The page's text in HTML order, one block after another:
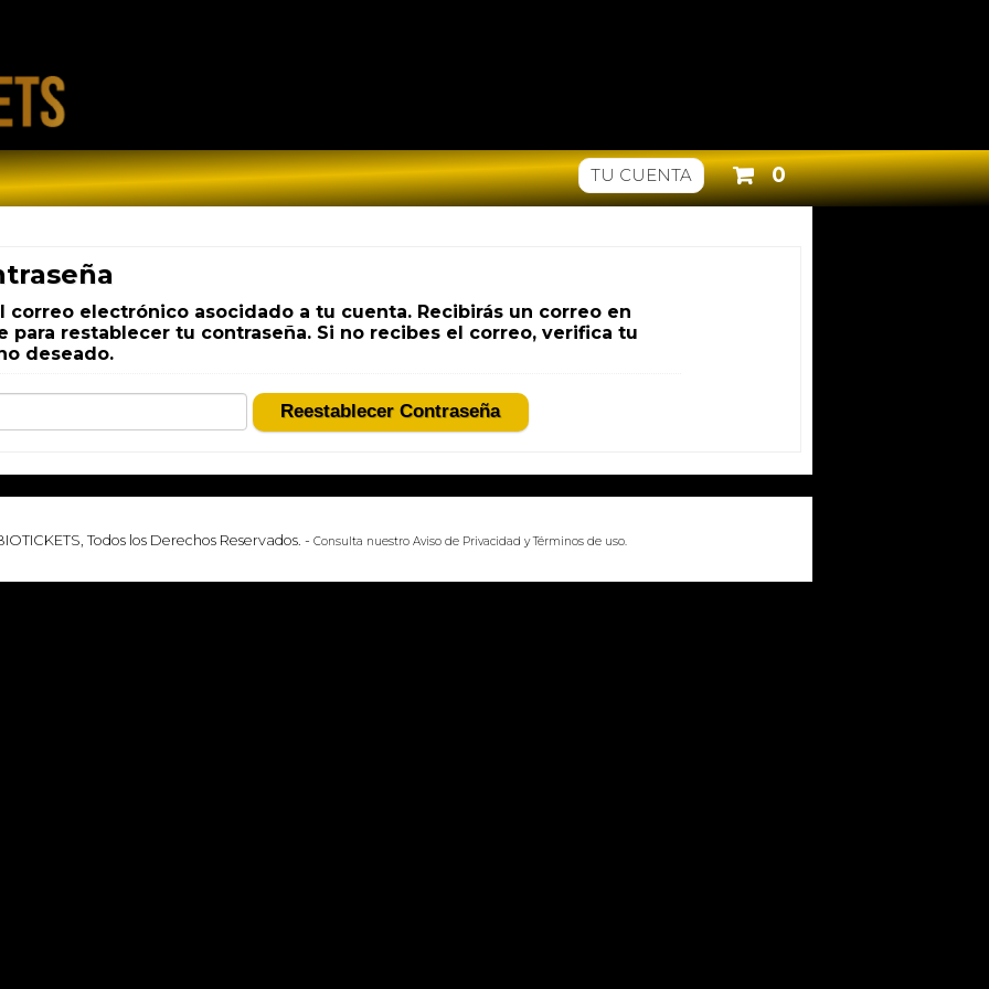
0
TU CUENTA
correo electrónico asocidado a tu cuenta. Recibirás un correo en
para restablecer tu contraseña. Si no recibes el correo, verifica tu
deseado.
Reestablecer Contraseña
Todos los Derechos Reservados. - Consulta nuestro Aviso de Privacidad yTérminos de uso.